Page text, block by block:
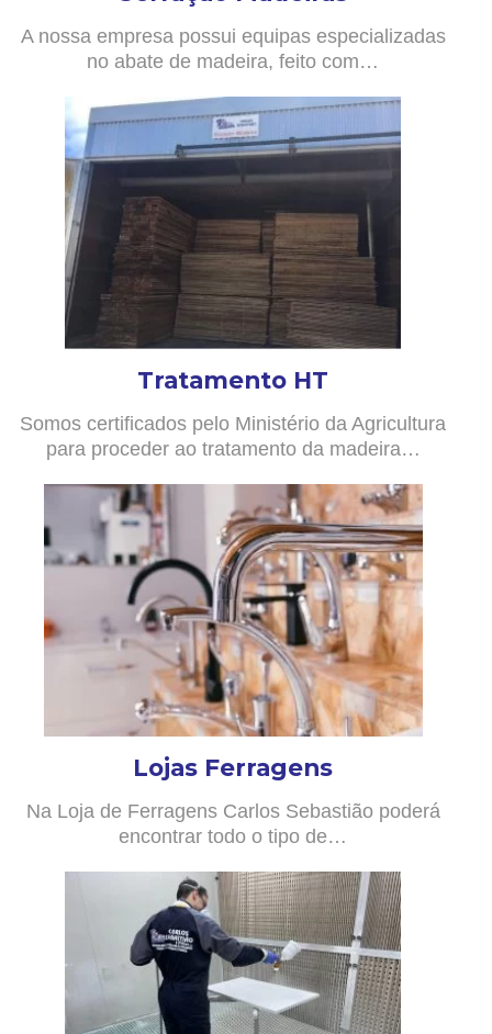
A nossa empresa possui equipas especializadas
no abate de madeira, feito com…
Tratamento HT
Somos certificados pelo Ministério da Agricultura
para proceder ao tratamento da madeira…
Lojas Ferragens
Na Loja de Ferragens Carlos Sebastião poderá
encontrar todo o tipo de…